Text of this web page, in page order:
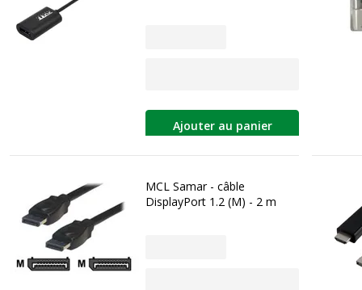
Ajouter au panier
MCL Samar - câble
DisplayPort 1.2 (M) - 2 m